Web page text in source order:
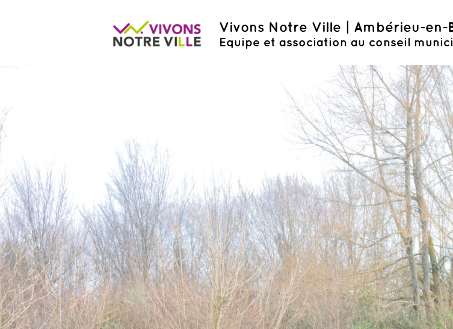
Vivons Notre Ville | Ambérieu-en-
Equipe et association au conseil